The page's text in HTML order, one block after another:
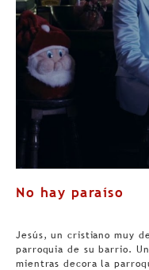
No hay paraíso
Jesús, un cristiano muy
parroquia de su barrio.
mientras decora la